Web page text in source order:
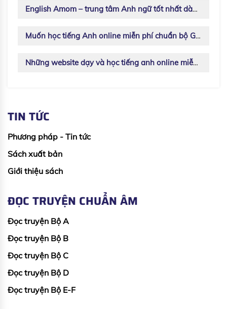
English Amom – trung tâm Anh ngữ tốt nhất dành cho mọi lứa tuổi
Muốn học tiếng Anh online miễn phí chuẩn bộ GD&ĐT ở đâu?
Những website dạy và học tiếng anh online miễn phí hàng đầu hiện nay
TIN TỨC
Phương pháp - Tin tức
Sách xuất bản
Giới thiệu sách
ĐỌC TRUYỆN CHUẨN ÂM
Đọc truyện Bộ A
Đọc truyện Bộ B
Đọc truyện Bộ C
Đọc truyện Bộ D
Đọc truyện Bộ E-F